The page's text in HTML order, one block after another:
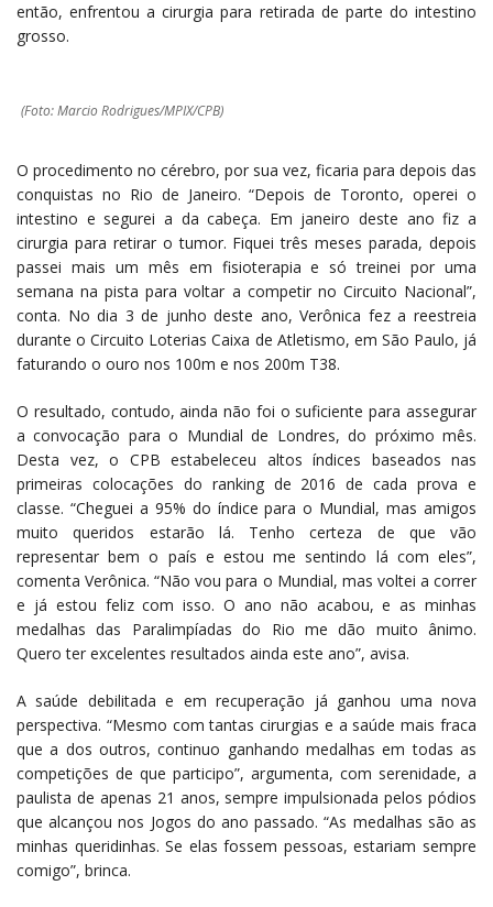
então, enfrentou a cirurgia para retirada de parte do intestino
grosso.
(Foto: Marcio Rodrigues/MPIX/CPB)
O procedimento no cérebro, por sua vez, ficaria para depois das
conquistas no Rio de Janeiro. “Depois de Toronto, operei o
intestino e segurei a da cabeça. Em janeiro deste ano fiz a
cirurgia para retirar o tumor. Fiquei três meses parada, depois
passei mais um mês em fisioterapia e só treinei por uma
semana na pista para voltar a competir no Circuito Nacional”,
conta. No dia 3 de junho deste ano, Verônica fez a reestreia
durante o Circuito Loterias Caixa de Atletismo, em São Paulo, já
faturando o ouro nos 100m e nos 200m T38.
O resultado, contudo, ainda não foi o suficiente para assegurar
a convocação para o Mundial de Londres, do próximo mês.
Desta vez, o CPB estabeleceu altos índices baseados nas
primeiras colocações do ranking de 2016 de cada prova e
classe. “Cheguei a 95% do índice para o Mundial, mas amigos
muito queridos estarão lá. Tenho certeza de que vão
representar bem o país e estou me sentindo lá com eles”,
comenta Verônica. “Não vou para o Mundial, mas voltei a correr
e já estou feliz com isso. O ano não acabou, e as minhas
medalhas das Paralimpíadas do Rio me dão muito ânimo.
Quero ter excelentes resultados ainda este ano”, avisa.
A saúde debilitada e em recuperação já ganhou uma nova
perspectiva. “Mesmo com tantas cirurgias e a saúde mais fraca
que a dos outros, continuo ganhando medalhas em todas as
competições de que participo”, argumenta, com serenidade, a
paulista de apenas 21 anos, sempre impulsionada pelos pódios
que alcançou nos Jogos do ano passado. “As medalhas são as
minhas queridinhas. Se elas fossem pessoas, estariam sempre
comigo”, brinca.